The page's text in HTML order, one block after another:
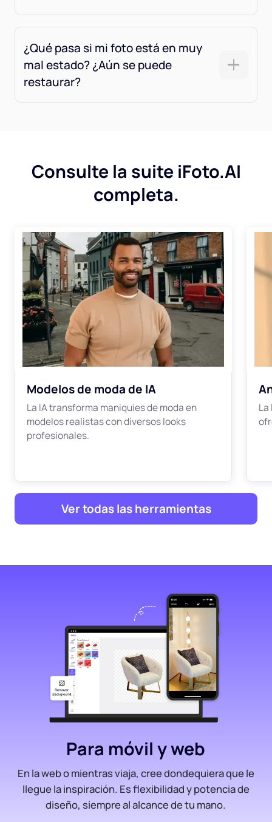
¿Qué pasa si mi foto está en muy
mal estado? ¿Aún se puede
restaurar?
Consulte la suite iFoto.AI
completa.
Modelos de moda de IA
La IA transforma maniquíes de moda en
modelos realistas con diversos looks
profesionales.
Ver todas las herramientas
Para móvil y web
En la web o mientras viaja, cree dondequiera que le
llegue la inspiración. Es flexibilidad y potencia de
diseño, siempre al alcance de tu mano.